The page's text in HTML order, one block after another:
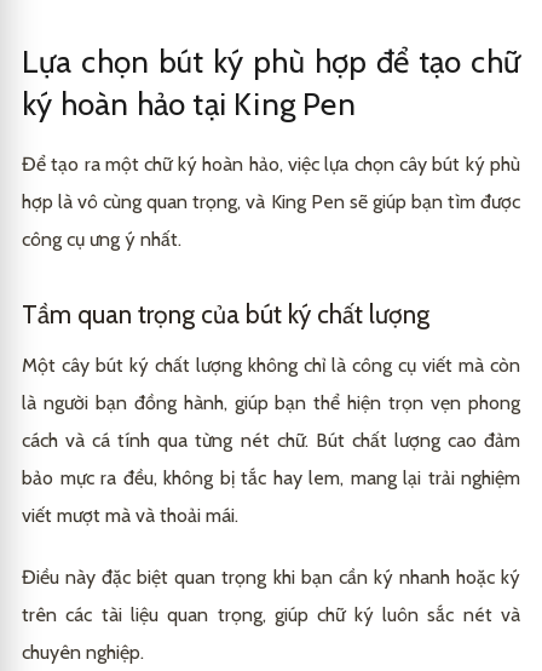
Lựa chọn bút ký phù hợp để tạo chữ
ký hoàn hảo tại King Pen
Để tạo ra một chữ ký hoàn hảo, việc lựa chọn cây bút ký phù
hợp là vô cùng quan trọng, và King Pen sẽ giúp bạn tìm được
công cụ ưng ý nhất.
Tầm quan trọng của bút ký chất lượng
Một cây bút ký chất lượng không chỉ là công cụ viết mà còn
là người bạn đồng hành, giúp bạn thể hiện trọn vẹn phong
cách và cá tính qua từng nét chữ. Bút chất lượng cao đảm
bảo mực ra đều, không bị tắc hay lem, mang lại trải nghiệm
viết mượt mà và thoải mái.
Điều này đặc biệt quan trọng khi bạn cần ký nhanh hoặc ký
trên các tài liệu quan trọng, giúp chữ ký luôn sắc nét và
chuyên nghiệp.